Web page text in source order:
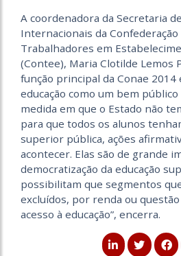
A coordenadora da Secretaria
Internacionais da Confederação
Trabalhadores em
(Contee), Maria Clotilde Lemos
função principal da Conae
educação como um bem público
medida em que o Estado não
para que todos os alunos
superior pública, ações
acontecer. Elas são de grande
democratização da educação
possibilitam que segmentos
excluídos, por renda ou
acesso à educação”, encerra.